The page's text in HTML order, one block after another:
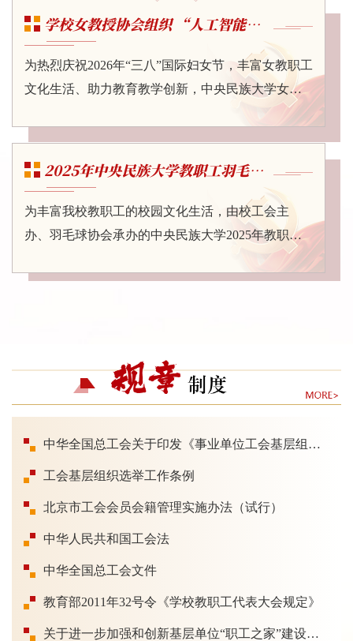
校区图书馆会议室特举办“新时代女性学者：机遇、
生‘三八’ 国际妇女节座谈会”。校党委常委、副校长
彭勇教授出席会议，与来自各院系的优秀女教授及
学校女教授协会组织 “人工智能赋能...
为热烈庆祝2026年“三八”国际妇女节，丰富女教职工
文化生活、助力教育教学创新，中央民族大学女教
革”专题讲座。活动特邀北京邮电大学网络（继续）
讲嘉宾，我校女教授协会秘书长赵丽红主持讲座，
学校女教授协会会员、各院系女教职工代表及学生
2025年中央民族大学教职工羽毛球比...
为丰富我校教职工的校园文化生活，由校工会主
办、羽毛球协会承办的中央民族大学2025年教职工
热举行。来自各院系和职能部门的8支队伍、40余名
入，选手之间互相配合、相互鼓励，共同为所属单
中华全国总工会关于印发《事业单位工会基层组织选举工作条例...
工会基层组织选举工作条例
北京市工会会员会籍管理实施办法（试行）
中华人民共和国工会法
中华全国总工会文件
教育部2011年32号令《学校教职工代表大会规定》
关于进一步加强和创新基层单位“职工之家”建设提高服务职工...